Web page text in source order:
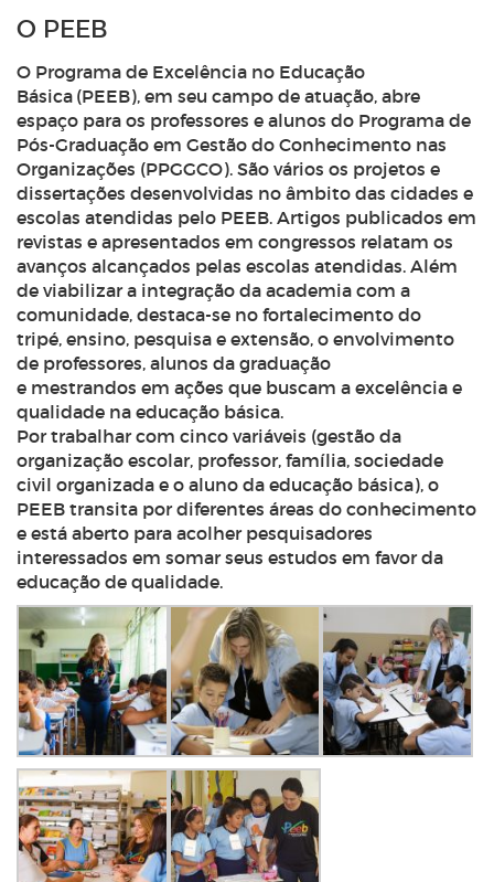
O PEEB
O Programa de Excelência no Educação
Básica (PEEB), em seu campo de atuação, abre
espaço para os professores e alunos do Programa de
Pós-Graduação em Gestão do Conhecimento nas
Organizações (PPGGCO). São vários os projetos e
dissertações desenvolvidas no âmbito das cidades e
escolas atendidas pelo PEEB. Artigos publicados em
revistas e apresentados em congressos relatam os
avanços alcançados pelas escolas atendidas. Além
de viabilizar a integração da academia com a
comunidade, destaca-se no fortalecimento do
tripé, ensino, pesquisa e extensão, o envolvimento
de professores, alunos da graduação
e mestrandos em ações que buscam a excelência e
qualidade na educação básica.
Por trabalhar com cinco variáveis (gestão da
organização escolar, professor, família, sociedade
civil organizada e o aluno da educação básica), o
PEEB transita por diferentes áreas do conhecimento
e está aberto para acolher pesquisadores
interessados em somar seus estudos em favor da
educação de qualidade.